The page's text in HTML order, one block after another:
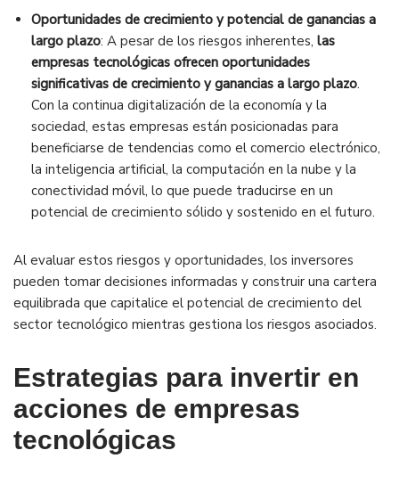
Oportunidades de crecimiento y potencial de ganancias a
largo plazo: A pesar de los riesgos inherentes, las
empresas tecnológicas ofrecen oportunidades
significativas de crecimiento y ganancias a largo plazo.
Con la continua digitalización de la economía y la
sociedad, estas empresas están posicionadas para
beneficiarse de tendencias como el comercio electrónico,
la inteligencia artificial, la computación en la nube y la
conectividad móvil, lo que puede traducirse en un
potencial de crecimiento sólido y sostenido en el futuro.
Al evaluar estos riesgos y oportunidades, los inversores
pueden tomar decisiones informadas y construir una cartera
equilibrada que capitalice el potencial de crecimiento del
sector tecnológico mientras gestiona los riesgos asociados.
Estrategias para invertir en
acciones de empresas
tecnológicas